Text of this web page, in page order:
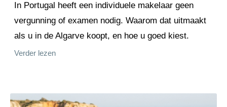
In Portugal heeft een individuele makelaar geen
vergunning of examen nodig. Waarom dat uitmaakt
als u in de Algarve koopt, en hoe u goed kiest.
Verder lezen